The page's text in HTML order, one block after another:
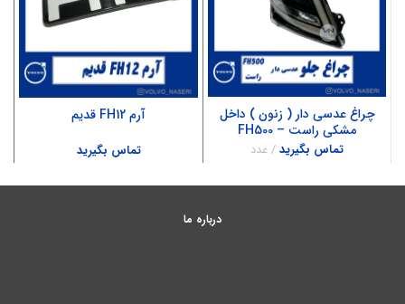
چراغ عدسی دار ( زنون ) داخل
مشکی راست – FH500
تماس بگیرید عدد
آرم FH12 قدیم
تماس بگیرید
درباره ما